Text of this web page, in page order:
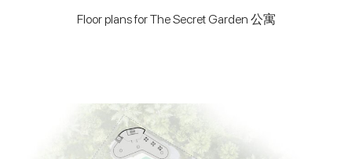
Floor plans for The Secret Garden 公寓